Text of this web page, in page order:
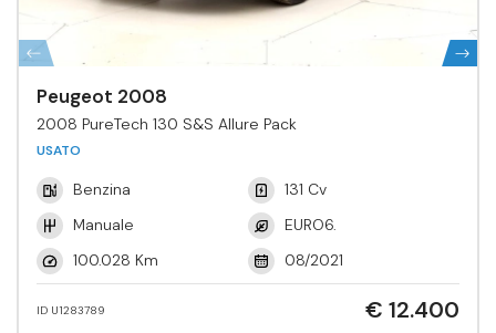
Peugeot 2008
2008 PureTech 130 S&S Allure Pack
USATO
Benzina
131 Cv
Manuale
EURO6.
100.028 Km
08/2021
ID U1283789 € 12.400